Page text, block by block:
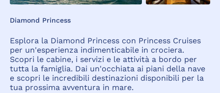
Diamond Princess
Esplora la Diamond Princess con Princess Cruises
per un'esperienza indimenticabile in crociera.
Scopri le cabine, i servizi e le attività a bordo per
tutta la famiglia. Dai un'occhiata ai piani della nave
e scopri le incredibili destinazioni disponibili per la
tua prossima avventura in mare.